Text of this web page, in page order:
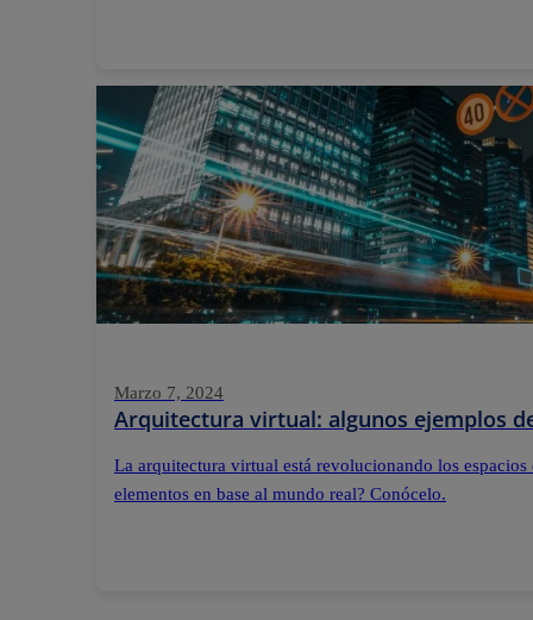
Marzo 7, 2024
Arquitectura virtual: algunos ejemplos
La arquitectura virtual está revolucionando los
elementos en base al mundo real? Conócelo.